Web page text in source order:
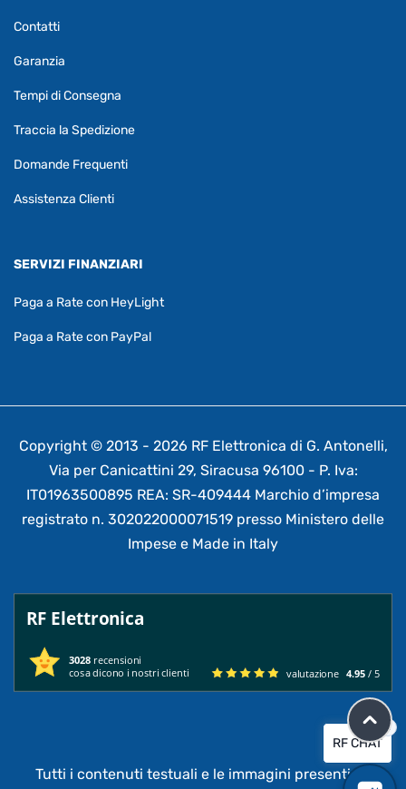
Contatti
Garanzia
Tempi di Consegna
Traccia la Spedizione
Domande Frequenti
Assistenza Clienti
SERVIZI FINANZIARI
Paga a Rate con HeyLight
Paga a Rate con PayPal
Copyright © 2013 - 2026 RF Elettronica di G. Antonelli,
Via per Canicattini 29, Siracusa 96100 - P. Iva:
IT01963500895 REA: SR-409444 Marchio d’impresa
registrato n. 302022000071519 presso Ministero delle
Impese e Made in Italy
RF Elettronica
3028 recensioni
cosa dicono i nostri clienti
valutazione 4.95 / 5
Tutti i contenuti testuali e le immagini presenti su
RF CHAT
×